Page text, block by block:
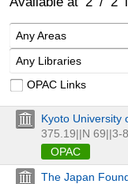
Any Areas
Any Libraries
OPAC Links
Kyoto University
375.19||N 69||3-8
OPAC
The Japan